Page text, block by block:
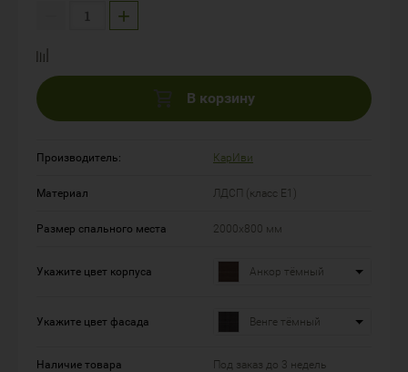
+
В корзину
Производитель: КарИви
Материал ЛДСП (класс Е1)
Размер спального места 2000х800 мм
Укажите цвет корпуса Анкор тёмный
Укажите цвет фасада Венге тёмный
Наличие товара Под заказ до 3 недель